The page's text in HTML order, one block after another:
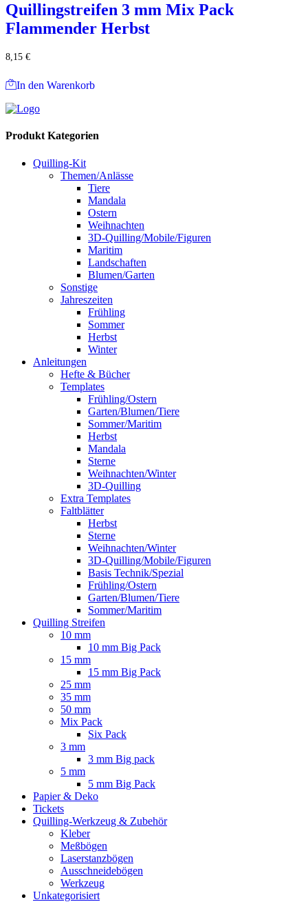
Quillingstreifen 3 mm Mix Pack
Flammender Herbst
8,15 €
In den Warenkorb
Produkt Kategorien
Quilling-Kit
Themen/Anlässe
Tiere
Mandala
Ostern
Weihnachten
3D-Quilling/Mobile/Figuren
Maritim
Landschaften
Blumen/Garten
Sonstige
Jahreszeiten
Frühling
Sommer
Herbst
Winter
Anleitungen
Hefte & Bücher
Templates
Frühling/Ostern
Garten/Blumen/Tiere
Sommer/Maritim
Herbst
Mandala
Sterne
Weihnachten/Winter
3D-Quilling
Extra Templates
Faltblätter
Herbst
Sterne
Weihnachten/Winter
3D-Quilling/Mobile/Figuren
Basis Technik/Spezial
Frühling/Ostern
Garten/Blumen/Tiere
Sommer/Maritim
Quilling Streifen
10 mm
10 mm Big Pack
15 mm
15 mm Big Pack
25 mm
35 mm
50 mm
Mix Pack
Six Pack
3 mm
3 mm Big pack
5 mm
5 mm Big Pack
Papier & Deko
Tickets
Quilling-Werkzeug & Zubehör
Kleber
Meßbögen
Laserstanzbögen
Ausschneidebögen
Werkzeug
Unkategorisiert